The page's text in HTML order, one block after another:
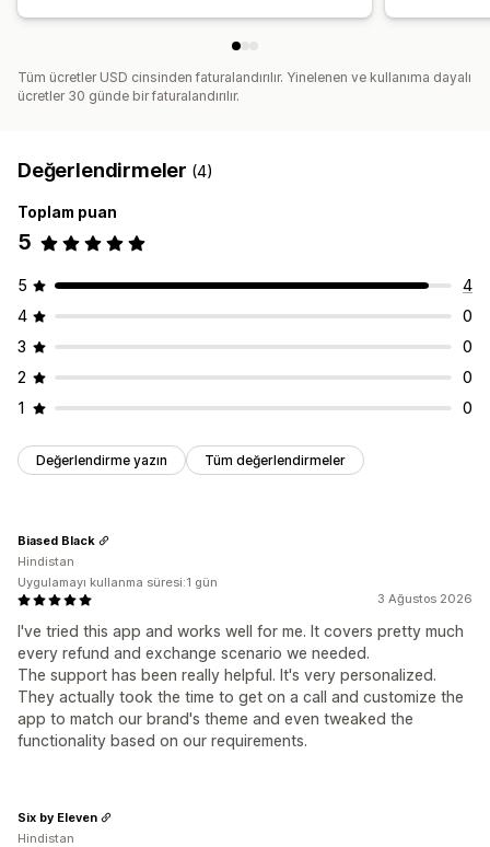
Tüm ücretler USD cinsinden faturalandırılır. Yinelenen ve kullanıma dayalı
ücretler 30 günde bir faturalandırılır.
Değerlendirmeler (4)
Toplam puan
5
5
4
4
0
3
0
2
0
1
0
Değerlendirme yazın Tüm değerlendirmeler
3 Ağustos 2026
I've tried this app and works well for me. It covers pretty much
every refund and exchange scenario we needed.
The support has been really helpful. It's very personalized.
They actually took the time to get on a call and customize the
app to match our brand's theme and even tweaked the
functionality based on our requirements.
Biased Black
Hindistan
Uygulamayı kullanma süresi:1 gün
Six by Eleven
Hindistan